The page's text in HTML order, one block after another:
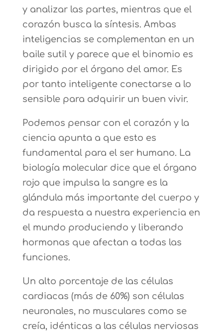
y analizar las partes, mientras que el
corazón busca la síntesis. Ambas
inteligencias se complementan en un
baile sutil y parece que el binomio es
dirigido por el órgano del amor. Es
por tanto inteligente conectarse a lo
sensible para adquirir un buen vivir.
Podemos pensar con el corazón y la
ciencia apunta a que esto es
fundamental para el ser humano. La
biología molecular dice que el órgano
rojo que impulsa la sangre es la
glándula más importante del cuerpo y
da respuesta a nuestra experiencia en
el mundo produciendo y liberando
hormonas que afectan a todas las
funciones.
Un alto porcentaje de las células
cardiacas (más de 60%) son células
neuronales, no musculares como se
creía, idénticas a las células nerviosas